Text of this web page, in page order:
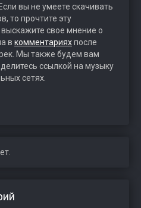
. Если вы не умеете скачивать
то прочтите эту
выскажите свое мнение о
в комментарияхпосле
Мы также будем вам
ссылкой на музыку
сетях.